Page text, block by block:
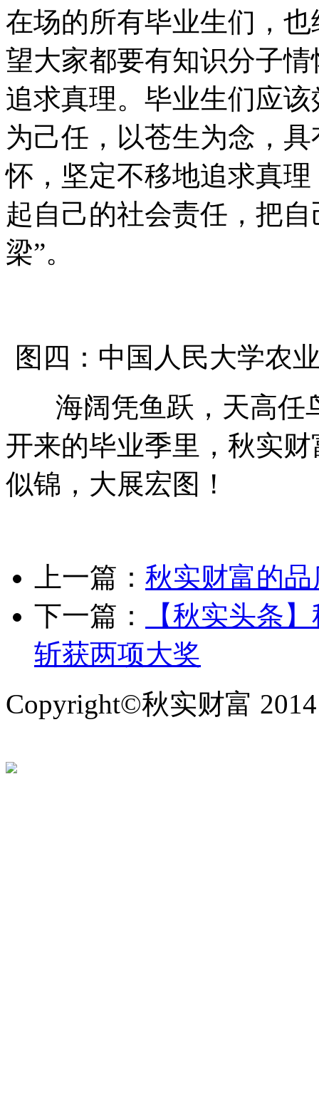
在场的所有毕业生们，
望大家都要有知识分子
追求真理。毕业生们应
为己任，以苍生为念，
怀，坚定不移地追求真
起自己的社会责任，把
梁”。
图四：中国人民大学农
海阔凭鱼跃，天高任
开来的毕业季里，秋实
似锦，大展宏图！
上一篇： 秋实财富的
下一篇：
【秋实头条
斩获两项大奖
Copyright©秋实财富 2014